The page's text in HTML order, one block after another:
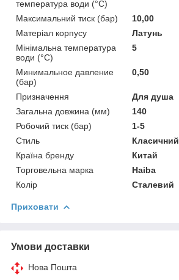
температура води (°C)
Максимальний тиск (бар)
10,00
Матеріал корпусу
Латунь
Мінімальна температура
води (°C)
5
Минимальное давление
(бар)
0,50
Призначення
Для душа
Загальна довжина (мм)
140
Робочий тиск (бар)
1-5
Стиль
Класичний
Країна бренду
Китай
Торговельна марка
Haiba
Колір
Сталевий
Приховати
Умови доставки
Нова Пошта